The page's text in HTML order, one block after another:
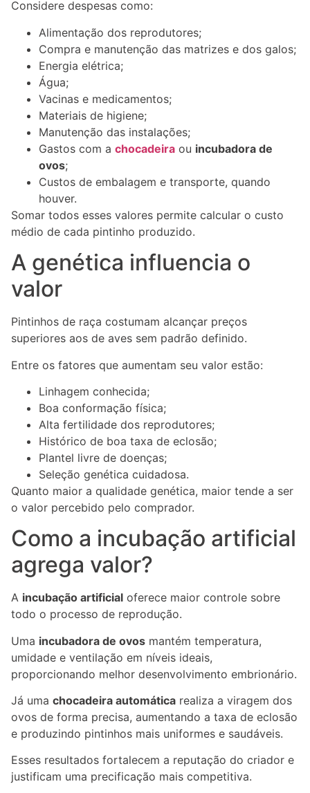
Considere despesas como:
Alimentação dos reprodutores;
Compra e manutenção das matrizes e dos galos;
Energia elétrica;
Água;
Vacinas e medicamentos;
Materiais de higiene;
Manutenção das instalações;
Gastos com a chocadeira ou incubadora de
ovos;
Custos de embalagem e transporte, quando
houver.
Somar todos esses valores permite calcular o custo
médio de cada pintinho produzido.
A genética influencia o
valor
Pintinhos de raça costumam alcançar preços
superiores aos de aves sem padrão definido.
Entre os fatores que aumentam seu valor estão:
Linhagem conhecida;
Boa conformação física;
Alta fertilidade dos reprodutores;
Histórico de boa taxa de eclosão;
Plantel livre de doenças;
Seleção genética cuidadosa.
Quanto maior a qualidade genética, maior tende a ser
o valor percebido pelo comprador.
Como a incubação artificial
agrega valor?
A incubação artificial oferece maior controle sobre
todo o processo de reprodução.
Uma incubadora de ovos mantém temperatura,
umidade e ventilação em níveis ideais,
proporcionando melhor desenvolvimento embrionário.
Já uma chocadeira automática realiza a viragem dos
ovos de forma precisa, aumentando a taxa de eclosão
e produzindo pintinhos mais uniformes e saudáveis.
Esses resultados fortalecem a reputação do criador e
justificam uma precificação mais competitiva.